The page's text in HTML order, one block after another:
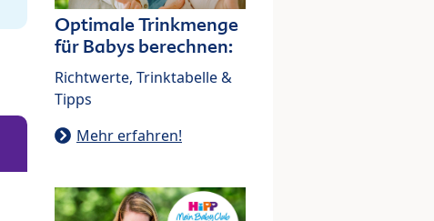
Optimale Trinkmenge
für Babys berechnen:
Richtwerte, Trinktabelle &
Tipps
Mehr erfahren!